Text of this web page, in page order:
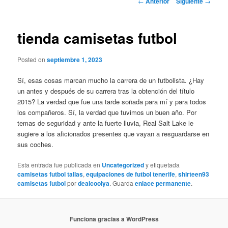
tienda camisetas futbol
Posted onseptiembre 1, 2023
Sí, esas cosas marcan mucho la carrera de un futbolista. ¿Hay
un antes y después de su carrera tras la obtención del título
2015? La verdad que fue una tarde soñada para mí y para todos
los compañeros. Sí, la verdad que tuvimos un buen año. Por
temas de seguridad y ante la fuerte lluvia, Real Salt Lake le
sugiere a los aficionados presentes que vayan a resguardarse en
sus coches.
Esta entrada fue publicada en Uncategorizedy etiquetada
camisetas futbol tallas,equipaciones de futbol tenerife,shirteen93
camisetas futbolpordealcoolya. Guardaenlace permanente.
Funciona gracias a WordPress